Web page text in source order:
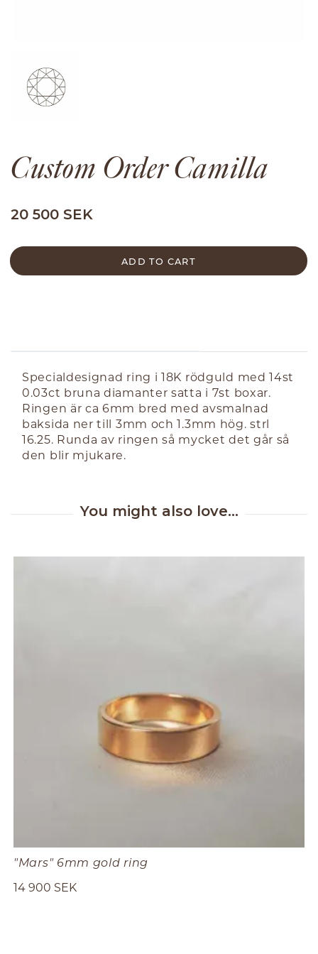
Custom Order Camilla
20 500 SEK
ADD TO CART
Specialdesignad ring i 18K rödguld med 14st
0.03ct bruna diamanter satta i 7st boxar.
Ringen är ca 6mm bred med avsmalnad
baksida ner till 3mm och 1.3mm hög. strl
16.25. Runda av ringen så mycket det går så
den blir mjukare.
"Mars" 6mm gold ring
14 900 SEK